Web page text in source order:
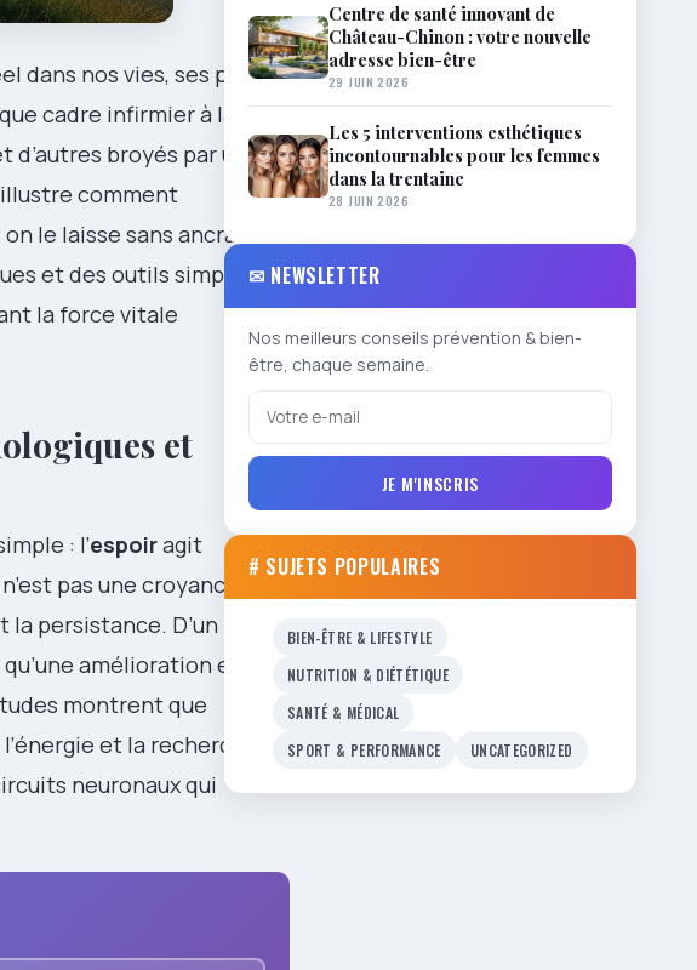
dans nos vies, ses pièges
cadre infirmier à la
d’autres broyés par une
comment
on le laisse sans ancrage
et des outils simples
la force vitale
et
: l’espoiragit
pas une croyance
la persistance. D’un point
qu’une amélioration est
montrent que
et la recherche
neuronaux qui
Centre de santé innovant de
Château-Chinon : votre nouvelle
adresse bien-être
29 JUIN 2026
Les 5 interventions esthétiques
incontournables pour les femmes
dans la trentaine
28 JUIN 2026
✉ NEWSLETTER
Nos meilleurs conseils prévention & bien-
être, chaque semaine.
JE M'INSCRIS
# SUJETS POPULAIRES
BIEN-ÊTRE & LIFESTYLE
NUTRITION & DIÉTÉTIQUE
SANTÉ & MÉDICAL
SPORT & PERFORMANCE
UNCATEGORIZED